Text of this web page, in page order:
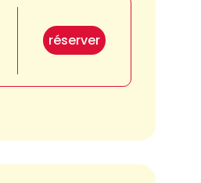
réserver